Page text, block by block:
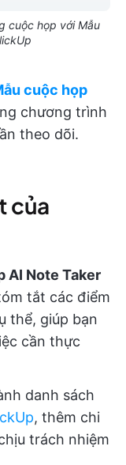
cuộc họp với Mẫu
cuộc họp
chương trình
theo dõi.
của
AI Note Taker
tắt các điểm
thể, giúp bạn
cần thực
danh sách
, thêm chi
trách nhiệm